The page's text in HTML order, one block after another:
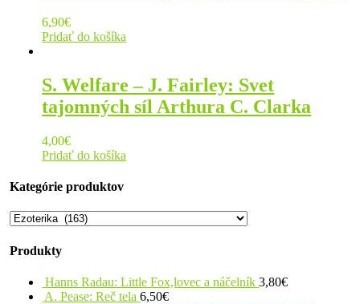
6,90€
Pridať do košíka
S. Welfare – J. Fairley: Svet
tajomných síl Arthura C. Clarka
4,00€
Pridať do košíka
Kategórie produktov
Produkty
Hanns Radau: Little Fox,lovec a náčelník 3,80€
A. Pease: Reč tela 6,50€